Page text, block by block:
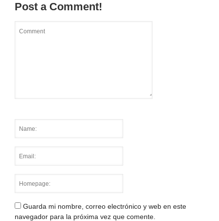
Post a Comment!
Guarda mi nombre, correo electrónico y web en este
navegador para la próxima vez que comente.